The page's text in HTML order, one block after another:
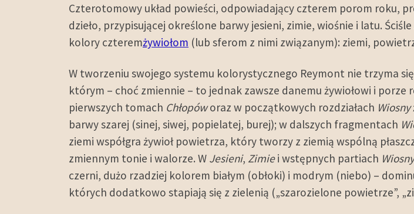
Czterotomowy układ powieści, odpowiadający czterem porom roku,
dzieło, przypisującej określone barwy jesieni, zimie, wiośnie i latu.
kolory czteremżywiołom (lub sferom z nimi związanym): ziemi,
W tworzeniu swojego systemu kolorystycznego Reymont nie trzyma
którym – choć zmiennie – to jednak zawsze danemu żywiołowi i
pierwszych tomach Chłopóworaz w początkowych rozdziałach Wiosny
barwy szarej (sinej, siwej, popielatej, burej); w dalszych fragmentach
ziemi współgra żywioł powietrza, który tworzy z ziemią wspólną
zmiennym tonie i walorze. W Jesieni, Zimiei wstępnych partiach Wiosny
czerni, dużo rzadziej kolorem białym (obłoki) i modrym (niebo) –
których dodatkowo stapiają się z zielenią („szarozielone powietrze”,